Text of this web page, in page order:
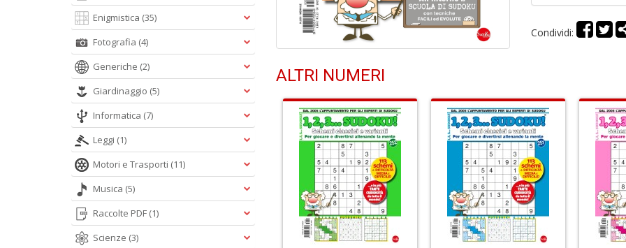
Condividi:
ALTRI NUMERI
Enigmistica (35)
Fotografia (4)
Generiche (2)
Giardinaggio (5)
Informatica (7)
Leggi (1)
Motori e Trasporti (11)
Musica (5)
Raccolte PDF (1)
Scienze (3)